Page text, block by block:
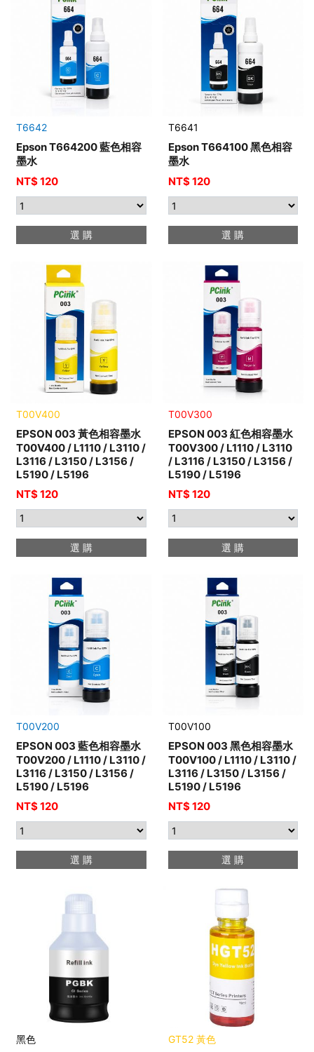
T6642
Epson T664200 藍色相容
墨水
NT$ 120
選 購
T6641
Epson T664100 黑色相容
墨水
NT$ 120
選 購
T00V400
EPSON 003 黃色相容墨水
T00V400 / L1110 / L3110 /
L3116 / L3150 / L3156 /
L5190 / L5196
NT$ 120
選 購
T00V300
EPSON 003 紅色相容墨水
T00V300 / L1110 / L3110
/ L3116 / L3150 / L3156 /
L5190 / L5196
NT$ 120
選 購
T00V200
EPSON 003 藍色相容墨水
T00V200 / L1110 / L3110 /
L3116 / L3150 / L3156 /
L5190 / L5196
NT$ 120
選 購
T00V100
EPSON 003 黑色相容墨水
T00V100 / L1110 / L3110 /
L3116 / L3150 / L3156 /
L5190 / L5196
NT$ 120
選 購
黑色 GT52 黃色